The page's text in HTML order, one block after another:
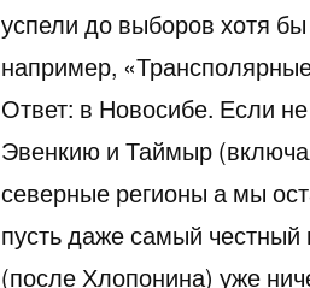
успели до выборов хотя бы
например,
Ответ: в Новосибе. Если
Эвенкию и Таймыр
северные регионы а мы
пусть даже самый честный
(после Хлопонина) уже